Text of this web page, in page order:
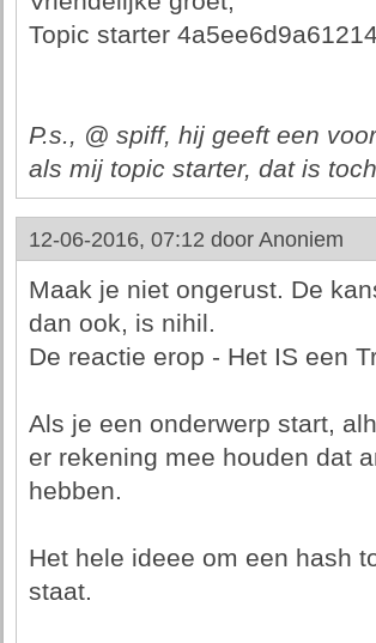
Topic starter
P.s., @ spiff, hij geeft een
als mij topic starter, dat is
12-06-2016, 07:12 door Anoniem
Maak je niet ongerust. De
dan ook, is nihil.
De reactie erop - Het IS een
Als je een onderwerp start,
er rekening mee houden dat
hebben.
Het hele ideee om een hash
staat.